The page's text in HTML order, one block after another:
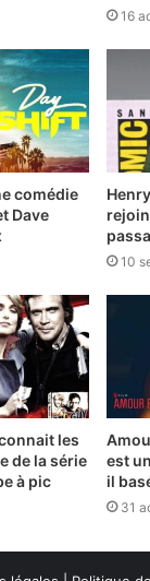
16
comédie
Dave
10
les
de la série
à pic
est
il
31